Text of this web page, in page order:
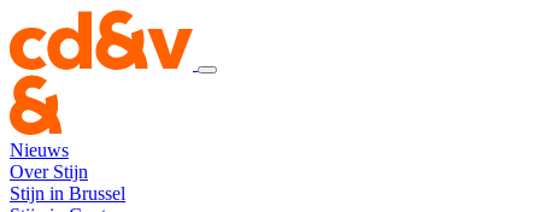
Nieuws
Over Stijn
Stijn in Brussel